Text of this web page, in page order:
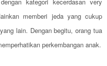
memberi jeda yang cukup
lain. Dengan begitu, orang tua
perkembangan anak.